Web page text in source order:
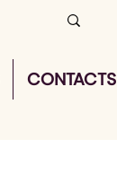
CONTACTS